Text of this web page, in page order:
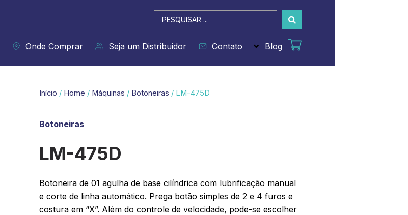
Pesquisar
...
Onde Comprar Seja um Distribuidor Contato Blog
Início / Home / Máquinas / Botoneiras / LM-475D
Botoneiras
LM-475D
Botoneira de 01 agulha de base cilíndrica com lubrificação manual
e corte de linha automático. Prega botão simples de 2 e 4 furos e
costura em “X”. Além do controle de velocidade, pode-se escolher